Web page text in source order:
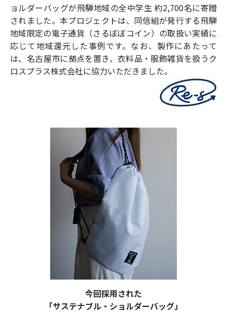
ョルダーバッグが飛騨地域の全中学生 約2,700名に寄贈
されました。本プロジェクトは、同信組が発行する飛騨
地域限定の電子通貨（さるぼぼコイン）の取扱い実績に
応じて地域還元した事例です。なお、製作にあたって
は、名古屋市に拠点を置き、衣料品・服飾雑貨を扱うク
ロスプラス株式会社に協力いただきました。
今回採用された
「サステナブル・ショルダーバッグ」